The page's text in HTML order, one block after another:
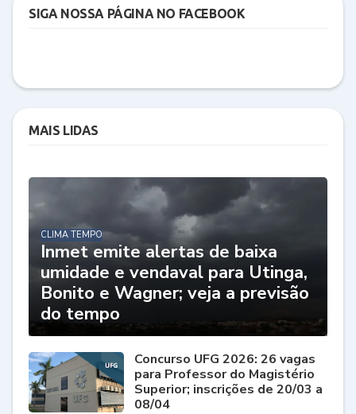
SIGA NOSSA PÁGINA NO FACEBOOK
MAIS LIDAS
CLIMA TEMPO
Inmet emite alertas de baixa
umidade e vendaval para Utinga,
Bonito e Wagner; veja a previsão
do tempo
Concurso UFG 2026: 26 vagas
para Professor do Magistério
Superior; inscrições de 20/03 a
08/04